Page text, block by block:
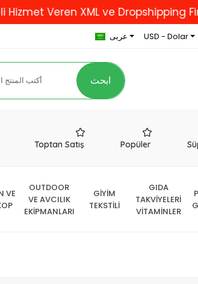
XML ve Dropshipping
عربى USD - Dolar
ابحث
Toptan Satış Popüler
VE
OUTDOOR
VE AVCILIK
EKİPMANLARI
GİYİM
TEKSTİLİ
GIDA
TAKVİYELERİ
VİTAMİNLER